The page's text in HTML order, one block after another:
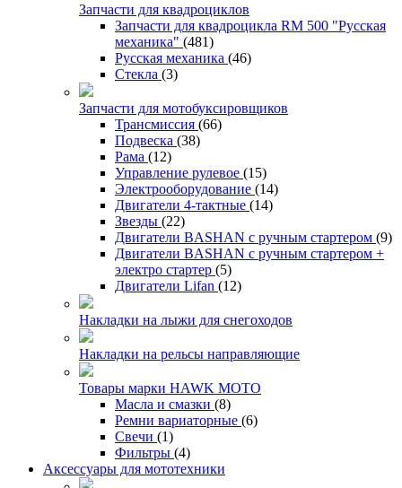
Запчасти для квадроциклов
Запчасти для квадроцикла RM 500 "Русская
механика" (481)
Русская механика (46)
Стекла (3)
Запчасти для мотобуксировщиков
Трансмиссия (66)
Подвеска (38)
Рама (12)
Управление рулевое (15)
Электрооборудование (14)
Двигатели 4-тактные (14)
Звезды (22)
Двигатели BASHAN с ручным стартером (9)
Двигатели BASHAN с ручным стартером +
электро стартер (5)
Двигатели Lifan (12)
Накладки на лыжи для снегоходов
Накладки на рельсы направляющие
Товары марки HAWK MOTO
Масла и смазки (8)
Ремни вариаторные (6)
Свечи (1)
Фильтры (4)
Аксессуары для мототехники